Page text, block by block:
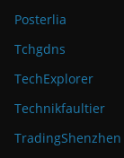
Posterlia
Tchgdns
TechExplorer
Technikfaultier
TradingShenzhen